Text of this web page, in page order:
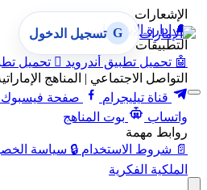
الإشعارات
🔔 إدارة الإشعارات
التطبيقات
🤖 تحميل تطبيق أندرويد  تحميل
التواصل الاجتماعي | المناهج
قناة تيليجرام
صفحة فيسبوك
واتساب
بوت المناهج
روابط مهمة
📄 شروط الاستخدام 🔒 سياسة
الملكية الفكرية
G تسجيل الدخول